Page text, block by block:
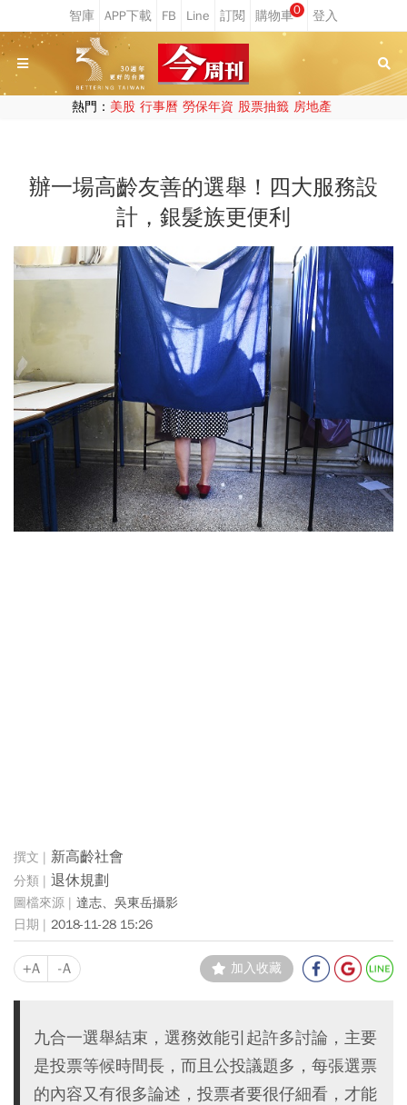
0
熱門： 美股 行事曆 勞保年資 股票抽籤 房地產
辦一場高齡友善的選舉！四大服務設
計，銀髮族更便利
新高齡社會
退休規劃
達志、吳東岳攝影
2018-11-28 15:26
+A -A 加入收藏
九合一選舉結束，選務效能引起許多討論，主要
是投票等候時間長，而且公投議題多，每張選票
的內容又有很多論述，投票者要很仔細看，才能